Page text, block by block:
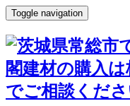
Toggle navigation